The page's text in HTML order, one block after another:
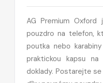
AG Premium Oxford
pouzdro na telefon,
poutka nebo
praktickou kapsu
doklady. Postarejte